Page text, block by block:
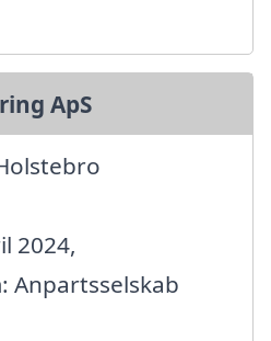
ApS
2024,
Anpartsselskab